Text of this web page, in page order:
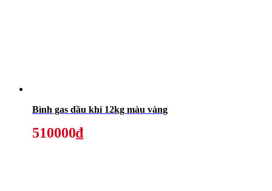
Bình gas dầu khí 12kg màu vàng
510000₫